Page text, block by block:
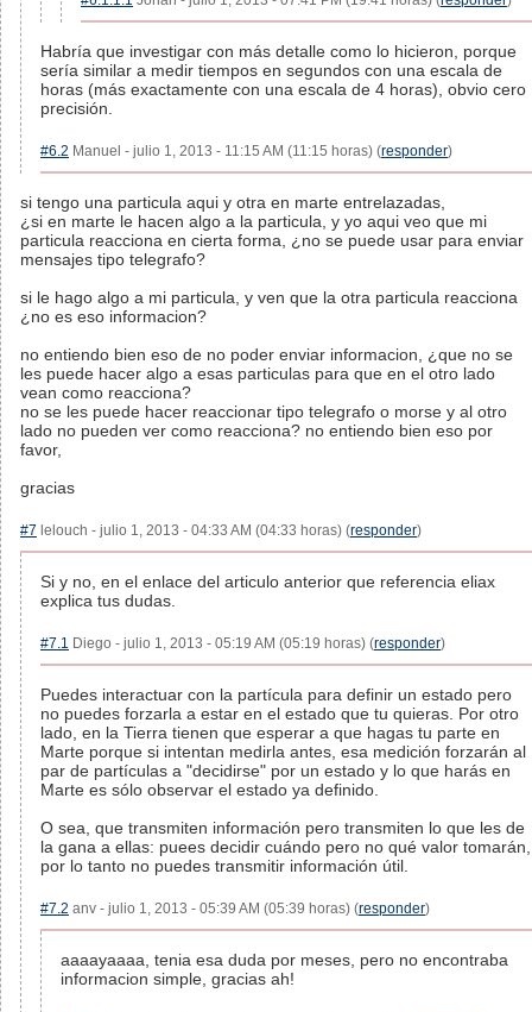
Habría que investigar con más detalle como lo hicieron, porque
sería similar a medir tiempos en segundos con una escala de
horas (más exactamente con una escala de 4 horas), obvio cero
precisión.
#6.2 Manuel - julio 1, 2013 - 11:15 AM (11:15 horas) (responder)
si tengo una particula aqui y otra en marte entrelazadas,
¿si en marte le hacen algo a la particula, y yo aqui veo que mi
particula reacciona en cierta forma, ¿no se puede usar para enviar
mensajes tipo telegrafo?
si le hago algo a mi particula, y ven que la otra particula reacciona
¿no es eso informacion?
no entiendo bien eso de no poder enviar informacion, ¿que no se
les puede hacer algo a esas particulas para que en el otro lado
vean como reacciona?
no se les puede hacer reaccionar tipo telegrafo o morse y al otro
lado no pueden ver como reacciona? no entiendo bien eso por
favor,
gracias
#7 lelouch - julio 1, 2013 - 04:33 AM (04:33 horas) (responder)
Si y no, en el enlace del articulo anterior que referencia eliax
explica tus dudas.
#7.1 Diego - julio 1, 2013 - 05:19 AM (05:19 horas) (responder)
Puedes interactuar con la partícula para definir un estado pero
no puedes forzarla a estar en el estado que tu quieras. Por otro
lado, en la Tierra tienen que esperar a que hagas tu parte en
Marte porque si intentan medirla antes, esa medición forzarán al
par de partículas a "decidirse" por un estado y lo que harás en
Marte es sólo observar el estado ya definido.
O sea, que transmiten información pero transmiten lo que les de
la gana a ellas: puees decidir cuándo pero no qué valor tomarán,
por lo tanto no puedes transmitir información útil.
#7.2 anv - julio 1, 2013 - 05:39 AM (05:39 horas) (responder)
aaaayaaaa, tenia esa duda por meses, pero no encontraba
informacion simple, gracias ah!